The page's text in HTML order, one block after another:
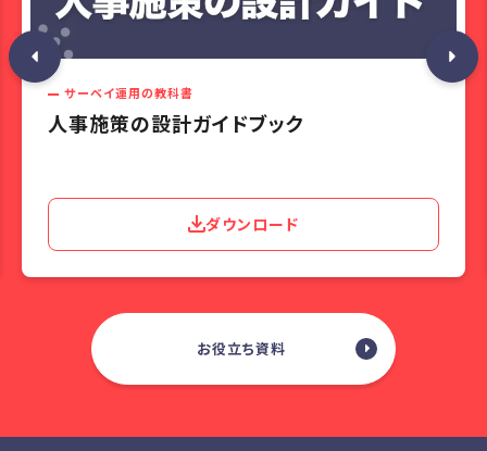
サーベイ運用の教科書
人事施策の設計ガイドブック
ダウンロード
お役立ち資料